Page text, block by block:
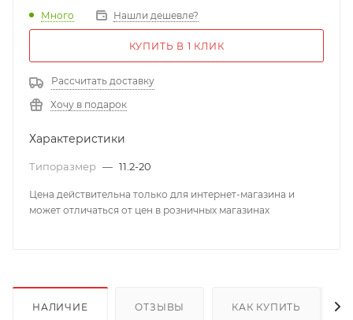
Много Нашли дешевле?
КУПИТЬ В 1 КЛИК
Рассчитать доставку
Хочу в подарок
Характеристики
Типоразмер — 11.2-20
Цена действительна только для интернет-магазина и
может отличаться от цен в розничных магазинах
НАЛИЧИЕ ОТЗЫВЫ КАК КУПИТЬ